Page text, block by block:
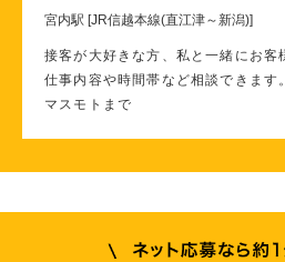
宮内駅 [JR信越本線(直江津～新潟)]
接客が大好きな方、私と一緒にお客
仕事内容や時間帯など相談できます
マスモトまで